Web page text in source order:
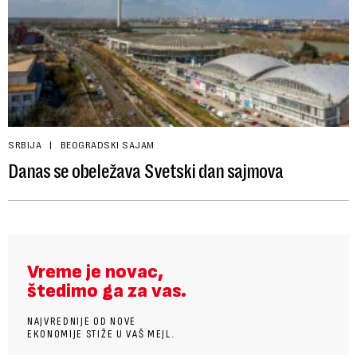
SRBIJA BEOGRADSKI SAJAM
Danas se obeležava Svetski dan sajmova
Vreme je novac,
štedimo ga za vas.
NAJVREDNIJE OD NOVE
EKONOMIJE STIŽE U VAŠ MEJL.